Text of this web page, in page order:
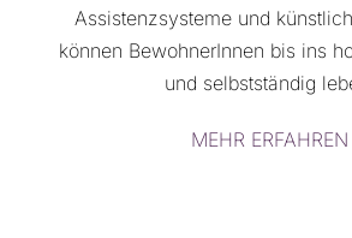
Assistenzsysteme und
können BewohnerInnen bis ins
und selbstständig
MEHR ERFAHREN